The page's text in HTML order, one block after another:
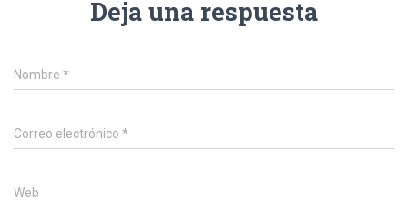
Deja una respuesta
Nombre *
Correo electrónico *
Web